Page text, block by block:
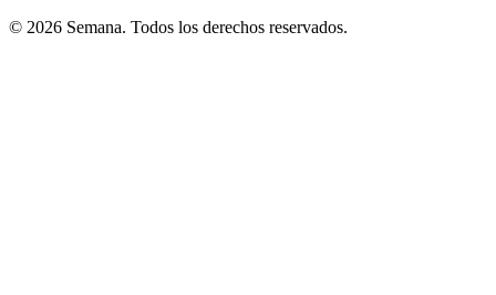
© 2026 Semana. Todos los derechos reservados.